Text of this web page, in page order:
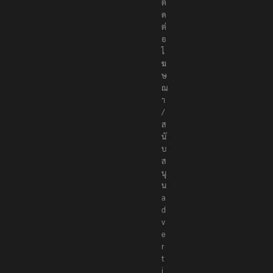
c
o
ติ
ด
ต่
อ
โ
ฆ
ษ
ณ
า
/
ส
นั
บ
ส
นุ
น
a
d
v
e